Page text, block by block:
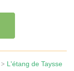
> L'étang de Taysse